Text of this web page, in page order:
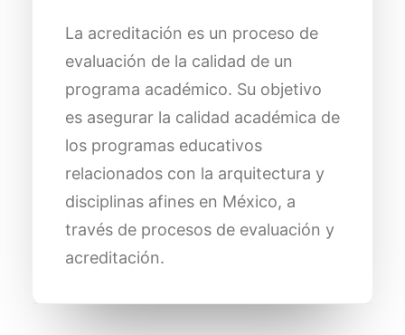
La acreditación es un proceso de
evaluación de la calidad de un
programa académico. Su objetivo
es asegurar la calidad académica de
los programas educativos
relacionados con la arquitectura y
disciplinas afines en México, a
través de procesos de evaluación y
acreditación.